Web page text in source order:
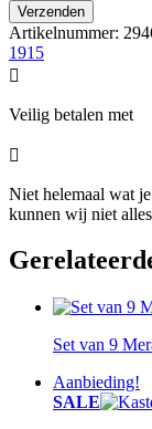
Artikelnummer:
1915

Veilig betalen met

Niet helemaal wat
kunnen wij niet
Set van 9
Aanbieding!
SALE